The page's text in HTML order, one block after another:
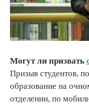
Могут ли призвать
Призыв студентов,
образование на
отделении, по